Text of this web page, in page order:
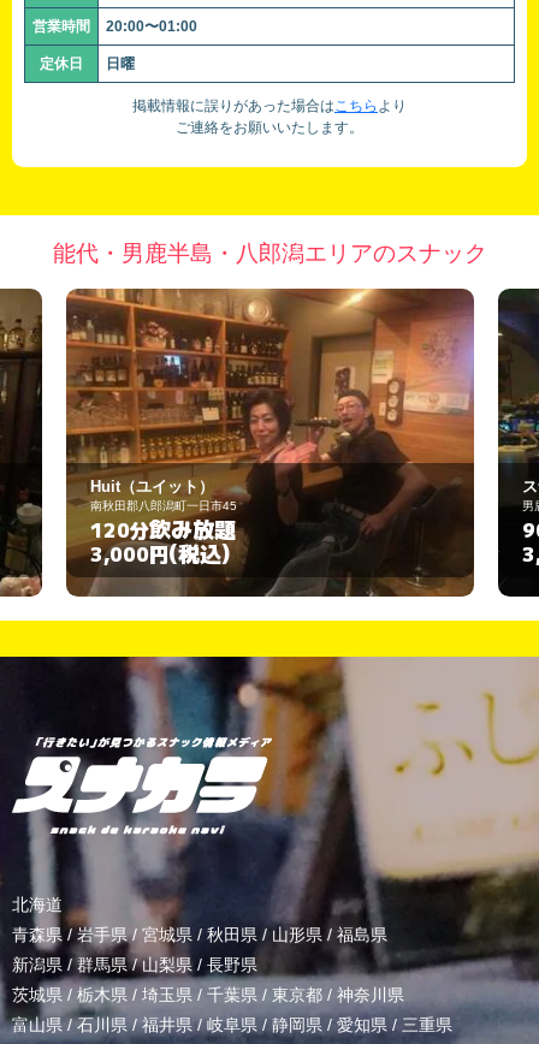
営業時間 20:00〜01:00
定休日 日曜
掲載情報に誤りがあった場合はこちら より
ご連絡をお願いいたします。
能代・男鹿半島・八郎潟エリアのスナック
スナック ジュエル
男鹿市船越字八郎谷地183-1
90分飲み放題
3,000円(税込)
北海道
青森県 / 岩手県/ 宮城県 / 秋田県 / 山形県/ 福島県
新潟県 /群馬県/山梨県 / 長野県
茨城県 / 栃木県 / 埼玉県 / 千葉県 / 東京都 / 神奈川県
富山県 /石川県/福井県/岐阜県 / 静岡県 / 愛知県 / 三重県